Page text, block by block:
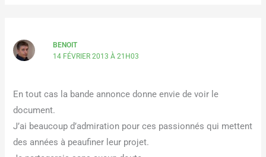
BENOIT
14 FÉVRIER 2013 À 21H03
En tout cas la bande annonce donne envie de voir le
document.
J’ai beaucoup d’admiration pour ces passionnés qui mettent
des années à peaufiner leur projet.